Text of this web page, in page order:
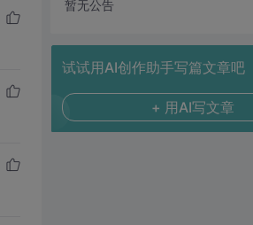
暂无公告
试试用AI创作助手写篇文章吧
+ 用AI写文章